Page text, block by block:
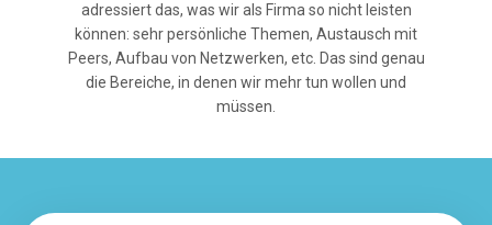
adressiert das, was wir als Firma so nicht leisten
können: sehr persönliche Themen, Austausch mit
Peers, Aufbau von Netzwerken, etc. Das sind genau
die Bereiche, in denen wir mehr tun wollen und
müssen.